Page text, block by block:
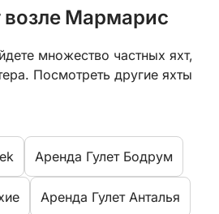
возле Мармарис
множество частных яхт,
Посмотреть другие яхты
Aренда Гулет Бодрум
Aренда Гулет Анталья